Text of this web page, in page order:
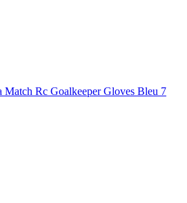
Match Rc Goalkeeper Gloves Bleu 7